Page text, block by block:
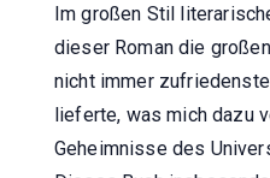
Im großen Stil
dieser Roman die
nicht immer
lieferte, was mich dazu
Geheimnisse des